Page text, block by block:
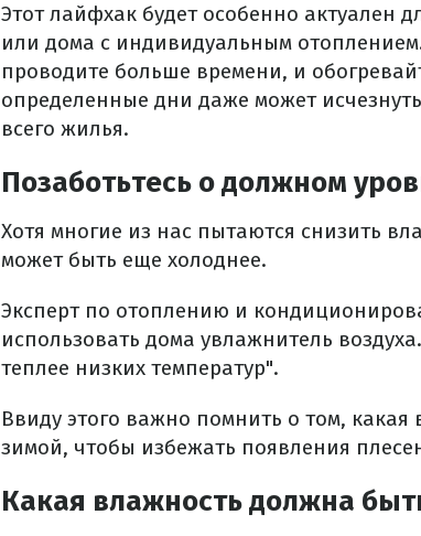
Этот лайфхак будет особенно актуален
или дома с индивидуальным
проводите больше времени, и
определенные дни даже может
всего жилья.
Позаботьтесь о должном
Хотя многие из нас пытаются снизить
может быть еще холоднее.
Эксперт по отоплению и
использовать дома увлажнитель
теплее низких температур".
Ввиду этого важно помнить о том,
зимой, чтобы избежать появления
Какая влажность должна